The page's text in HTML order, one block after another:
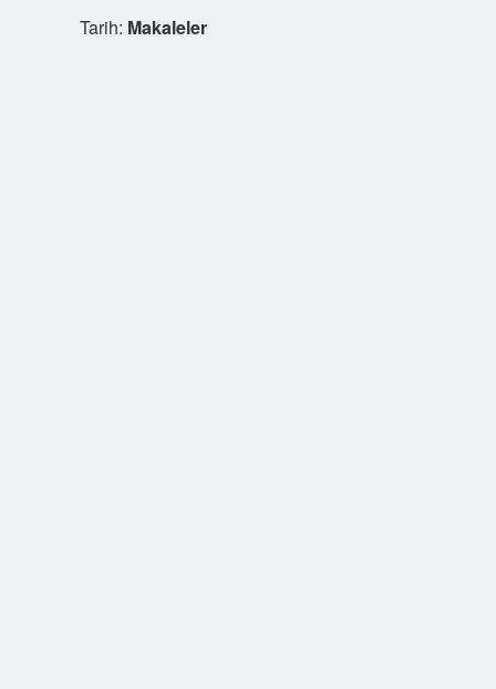
Tarih: Makaleler